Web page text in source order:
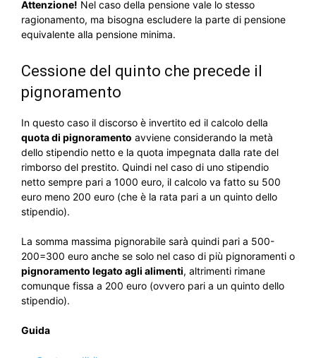
Attenzione! Nel caso della pensione vale lo stesso
ragionamento, ma bisogna escludere la parte di pensione
equivalente alla pensione minima.
Cessione del quinto che precede il
pignoramento
In questo caso il discorso è invertito ed il calcolo della
quota di pignoramento avviene considerando la metà
dello stipendio netto e la quota impegnata dalla rate del
rimborso del prestito. Quindi nel caso di uno stipendio
netto sempre pari a 1000 euro, il calcolo va fatto su 500
euro meno 200 euro (che è la rata pari a un quinto dello
stipendio).
La somma massima pignorabile sarà quindi pari a 500-
200=300 euro anche se solo nel caso di più pignoramenti o
pignoramento legato agli alimenti, altrimenti rimane
comunque fissa a 200 euro (ovvero pari a un quinto dello
stipendio).
Guida